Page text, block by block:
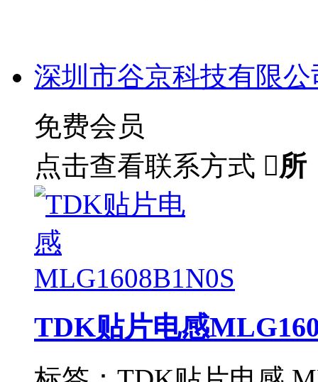
深圳市谷京科技有限公
免费会员
点击查看联系方式 所
TDK贴片电感